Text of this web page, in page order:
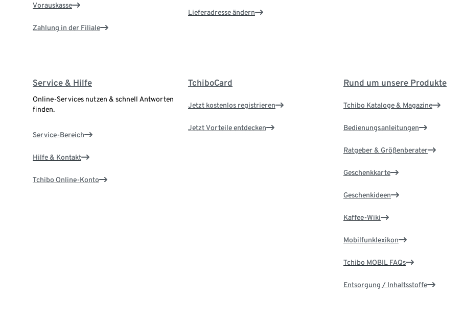
Vorauskasse
Zahlung in der Filiale
Lieferadresse ändern
Service & Hilfe
Online-Services nutzen & schnell Antworten
finden.
Service-Bereich
Hilfe & Kontakt
Tchibo Online-Konto
TchiboCard
Jetzt kostenlos registrieren
Jetzt Vorteile entdecken
Rund um unsere Produkte
Tchibo Kataloge & Magazine
Bedienungsanleitungen
Ratgeber & Größenberater
Geschenkkarte
Geschenkideen
Kaffee-Wiki
Mobilfunklexikon
Tchibo MOBIL FAQs
Entsorgung / Inhaltsstoffe